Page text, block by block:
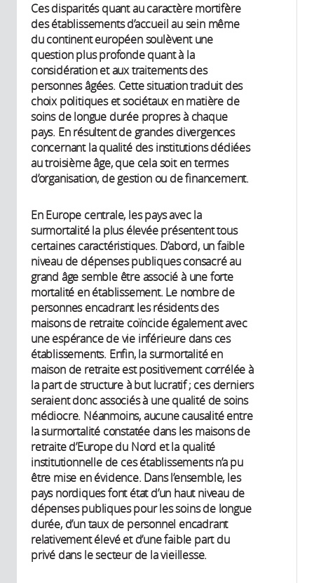
Ces disparités quant au caractère mortifère
des établissements d’accueil au sein même
du continent européen soulèvent une
question plus profonde quant à la
considération et aux traitements des
personnes âgées. Cette situation traduit des
choix politiques et sociétaux en matière de
soins de longue durée propres à chaque
pays. En résultent de grandes divergences
concernant la qualité des institutions dédiées
au troisième âge, que cela soit en termes
d’organisation, de gestion ou de financement.
En Europe centrale, les pays avec la
surmortalité la plus élevée présentent tous
certaines caractéristiques. D’abord, un faible
niveau de dépenses publiques consacré au
grand âge semble être associé à une forte
mortalité en établissement. Le nombre de
personnes encadrant les résidents des
maisons de retraite coïncide également avec
une espérance de vie inférieure dans ces
établissements. Enfin, la surmortalité en
maison de retraite est positivement corrélée à
la part de structure à but lucratif ; ces derniers
seraient donc associés à une qualité de soins
médiocre. Néanmoins, aucune causalité entre
la surmortalité constatée dans les maisons de
retraite d’Europe du Nord et la qualité
institutionnelle de ces établissements n’a pu
être mise en évidence. Dans l’ensemble, les
pays nordiques font état d’un haut niveau de
dépenses publiques pour les soins de longue
durée, d’un taux de personnel encadrant
relativement élevé et d’une faible part du
privé dans le secteur de la vieillesse.